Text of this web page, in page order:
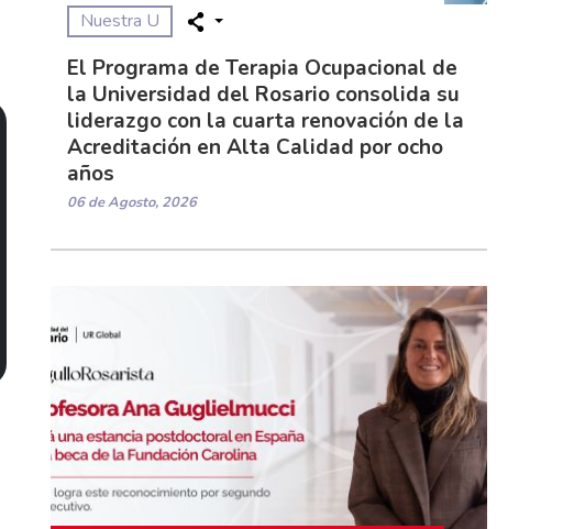
Nuestra U
El Programa de Terapia Ocupacional de
la Universidad del Rosario consolida su
liderazgo con la cuarta renovación de la
Acreditación en Alta Calidad por ocho
años
06 de Agosto, 2026